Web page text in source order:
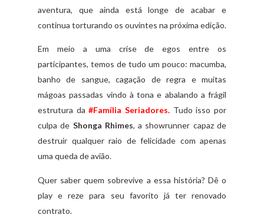
aventura, que ainda está longe de acabar e
continua torturando os ouvintes na próxima edição.
Em meio a uma crise de egos entre os
participantes, temos de tudo um pouco: macumba,
banho de sangue, cagação de regra e muitas
mágoas passadas vindo à tona e abalando a frágil
estrutura da#Família Seriadores. Tudo isso por
culpa de Shonga Rhimes, a showrunner capaz de
destruir qualquer raio de felicidade com apenas
uma queda de avião.
Quer saber quem sobrevive a essa história? Dê o
play e reze para seu favorito já ter renovado
contrato.